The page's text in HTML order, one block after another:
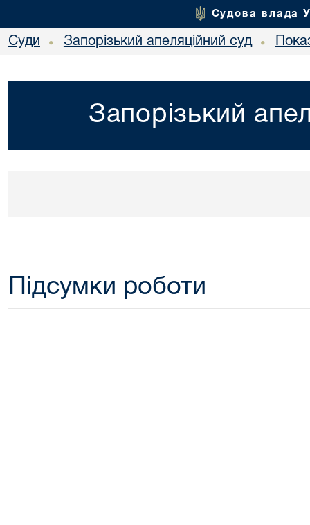
Судова влада
Суди • Запорізький апеляційний суд •
Запорізький
Підсумки роботи